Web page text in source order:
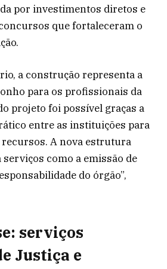
por investimentos diretos e
que fortaleceram o
a construção representa a
para os profissionais da
projeto foi possível graças a
entre as instituições para
A nova estrutura
como a emissão de
do órgão”,
serviços
Justiça e